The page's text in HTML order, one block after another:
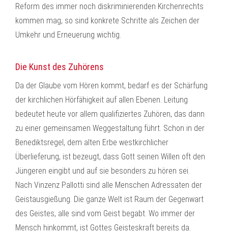
Reform des immer noch diskriminierenden Kirchenrechts
kommen mag, so sind konkrete Schritte als Zeichen der
Umkehr und Erneuerung wichtig.
Die Kunst des Zuhörens
Da der Glaube vom Hören kommt, bedarf es der Schärfung
der kirchlichen Hörfähigkeit auf allen Ebenen. Leitung
bedeutet heute vor allem qualifiziertes Zuhören, das dann
zu einer gemeinsamen Weggestaltung führt. Schon in der
Benediktsregel, dem alten Erbe westkirchlicher
Überlieferung, ist bezeugt, dass Gott seinen Willen oft den
Jüngeren eingibt und auf sie besonders zu hören sei.
Nach Vinzenz Pallotti sind alle Menschen Adressaten der
Geistausgießung. Die ganze Welt ist Raum der Gegenwart
des Geistes, alle sind vom Geist begabt. Wo immer der
Mensch hinkommt, ist Gottes Geisteskraft bereits da.